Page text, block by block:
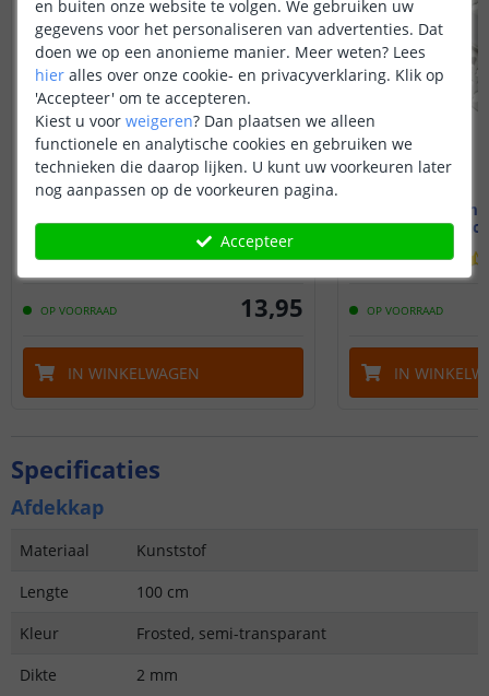
Stucprofiel
(1 reviews)
OP VOORRAAD 13,95
IN WINKELWAGEN
2M -
OP VOORRAAD
IN
Specificaties
Afdekkap
Materiaal
Kunststof
Lengte
100 cm
Kleur
Frosted, semi-transparant
Dikte
2 mm
en buiten onze website te volgen. We gebruiken uw
gegevens voor het personaliseren van advertenties. Dat
doen we op een anonieme manier. Meer weten? Lees
hier alles over onze cookie- en privacyverklaring. Klik op
'Accepteer' om te accepteren.
Kiest u voor weigeren? Dan plaatsen we alleen
functionele en analytische cookies en gebruiken we
technieken die daarop lijken. U kunt uw voorkeuren later
nog aanpassen op de voorkeuren pagina.
Accepteer